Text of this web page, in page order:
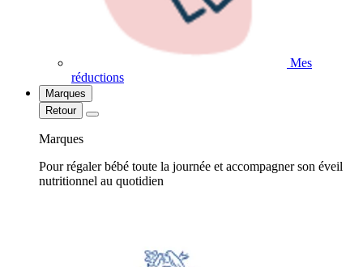
Mes
réductions
Marques
Retour
Marques
Pour régaler bébé toute la journée et accompagner son éveil
nutritionnel au quotidien